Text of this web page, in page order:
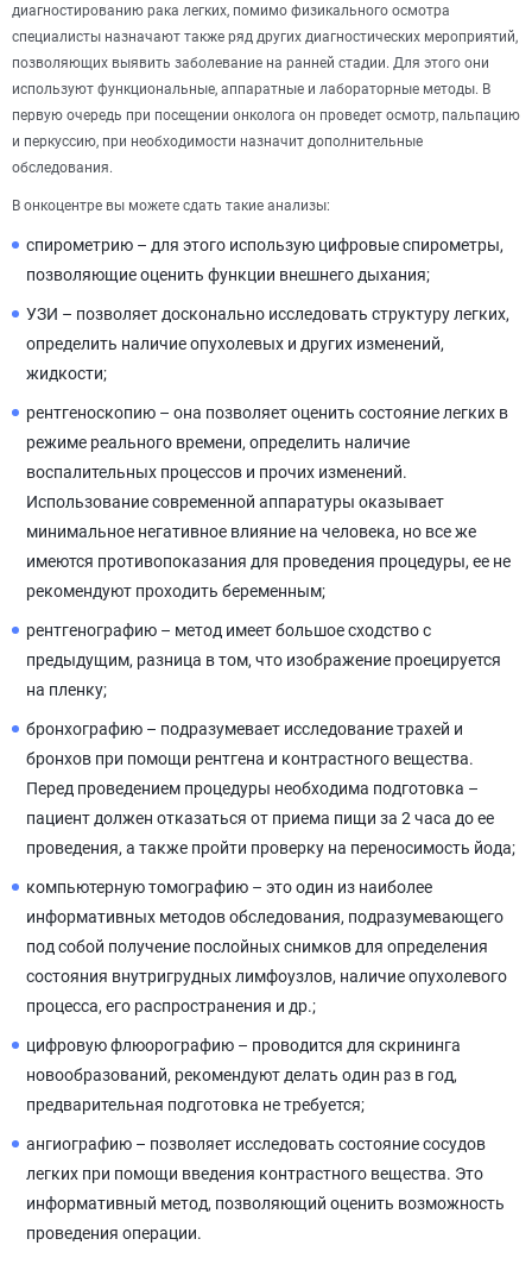
диагностированию рака легких, помимо физикального осмотра
специалисты назначают также ряд других диагностических мероприятий,
позволяющих выявить заболевание на ранней стадии. Для этого они
используют функциональные, аппаратные и лабораторные методы. В
первую очередь при посещении онколога он проведет осмотр, пальпацию
и перкуссию, при необходимости назначит дополнительные
обследования.
В онкоцентре вы можете сдать такие анализы:
спирометрию – для этого использую цифровые спирометры,
позволяющие оценить функции внешнего дыхания;
УЗИ – позволяет досконально исследовать структуру легких,
определить наличие опухолевых и других изменений,
жидкости;
рентгеноскопию – она позволяет оценить состояние легких в
режиме реального времени, определить наличие
воспалительных процессов и прочих изменений.
Использование современной аппаратуры оказывает
минимальное негативное влияние на человека, но все же
имеются противопоказания для проведения процедуры, ее не
рекомендуют проходить беременным;
рентгенографию – метод имеет большое сходство с
предыдущим, разница в том, что изображение проецируется
на пленку;
бронхографию – подразумевает исследование трахей и
бронхов при помощи рентгена и контрастного вещества.
Перед проведением процедуры необходима подготовка –
пациент должен отказаться от приема пищи за 2 часа до ее
проведения, а также пройти проверку на переносимость йода;
компьютерную томографию – это один из наиболее
информативных методов обследования, подразумевающего
под собой получение послойных снимков для определения
состояния внутригрудных лимфоузлов, наличие опухолевого
процесса, его распространения и др.;
цифровую флюорографию – проводится для скрининга
новообразований, рекомендуют делать один раз в год,
предварительная подготовка не требуется;
ангиографию – позволяет исследовать состояние сосудов
легких при помощи введения контрастного вещества. Это
информативный метод, позволяющий оценить возможность
проведения операции.